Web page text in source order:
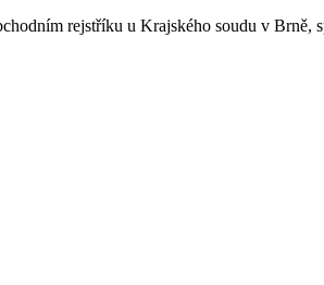
rejstříku u Krajského soudu v Brně,